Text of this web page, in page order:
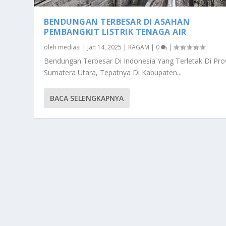
BENDUNGAN TERBESAR DI ASAHAN
PEMBANGKIT LISTRIK TENAGA AIR
oleh mediasi | Jan 14, 2025 | RAGAM | 0 |
Bendungan Terbesar Di Indonesia Yang Terletak Di
Sumatera Utara, Tepatnya Di Kabupaten...
BACA SELENGKAPNYA